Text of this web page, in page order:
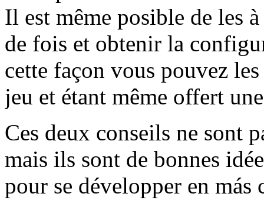
Il est même posible de les
de fois et obtenir la
cette façon vous pouvez
jeu et étant même offert
Ces deux conseils ne sont
mais ils sont de bonnes
pour se développer en más